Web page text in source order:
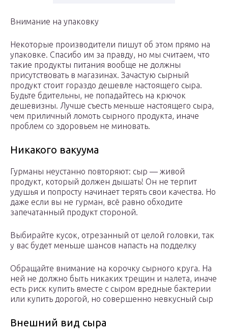
Внимание на упаковку
Некоторые производители пишут об этом прямо на
упаковке. Спасибо им за правду, но мы считаем, что
такие продукты питания вообще не должны
присутствовать в магазинах. Зачастую сырный
продукт стоит гораздо дешевле настоящего сыра.
Будьте бдительны, не попадайтесь на крючок
дешевизны. Лучше съесть меньше настоящего сыра,
чем приличный ломоть сырного продукта, иначе
проблем со здоровьем не миновать.
Никакого вакуума
Гурманы неустанно повторяют: сыр — живой
продукт, который должен дышать! Он не терпит
удушья и попросту начинает терять свои качества. Но
даже если вы не гурман, всё равно обходите
запечатанный продукт стороной.
Выбирайте кусок, отрезанный от целой головки, так
у вас будет меньше шансов напасть на подделку
Обращайте внимание на корочку сырного круга. На
ней не должно быть никаких трещин и налета, иначе
есть риск купить вместе с сыром вредные бактерии
или купить дорогой, но совершенно невкусный сыр
Внешний вид сыра